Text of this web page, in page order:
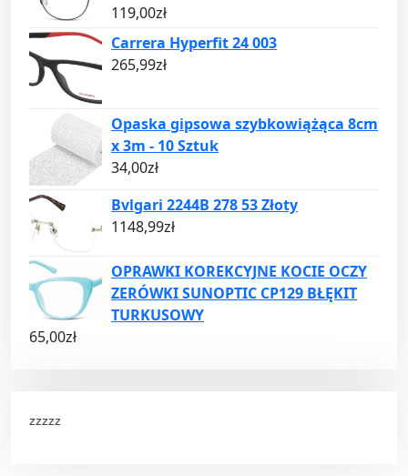
119,00zł
Carrera Hyperfit 24 003
265,99zł
Opaska gipsowa szybkowiążąca 8cm
x 3m - 10 Sztuk
34,00zł
Bvlgari 2244B 278 53 Złoty
1148,99zł
OPRAWKI KOREKCYJNE KOCIE OCZY
ZERÓWKI SUNOPTIC CP129 BŁĘKIT
TURKUSOWY
65,00zł
zzzzz